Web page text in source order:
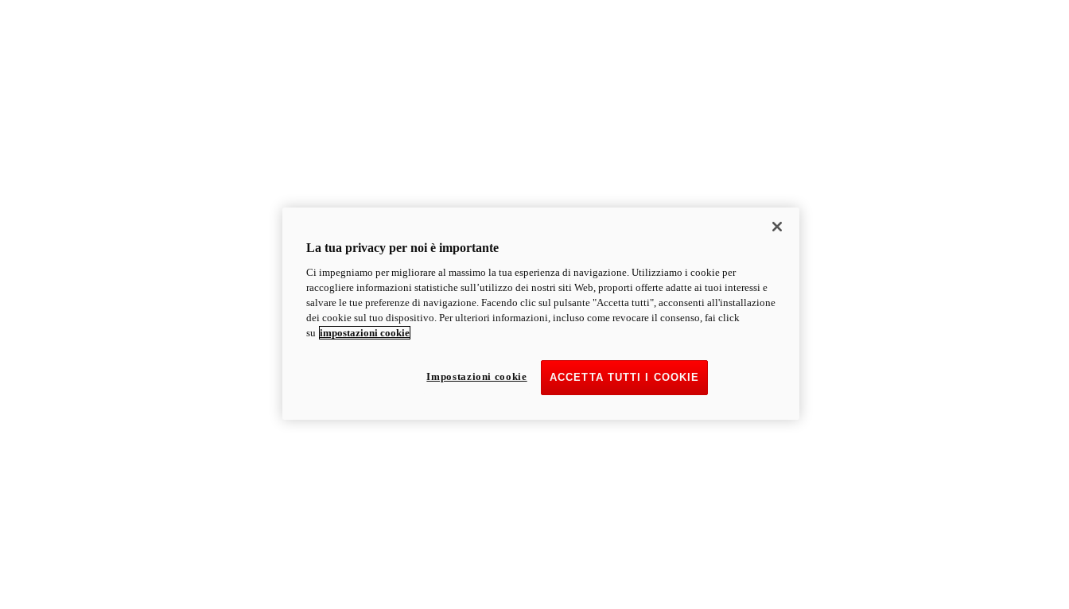
La tua privacy per noi è importante
Ci impegniamo per migliorare al massimo la tua esperienza di navigazione. Utilizziamo i cookie per
raccogliere informazioni statistiche sull’utilizzo dei nostri siti Web, proporti offerte adatte ai tuoi interessi e
salvare le tue preferenze di navigazione. Facendo clic sul pulsante "Accetta tutti", acconsenti all'installazione
dei cookie sul tuo dispositivo. Per ulteriori informazioni, incluso come revocare il consenso, fai click
su impostazioni cookie
ACCETTA TUTTI I COOKIE
Impostazioni cookie